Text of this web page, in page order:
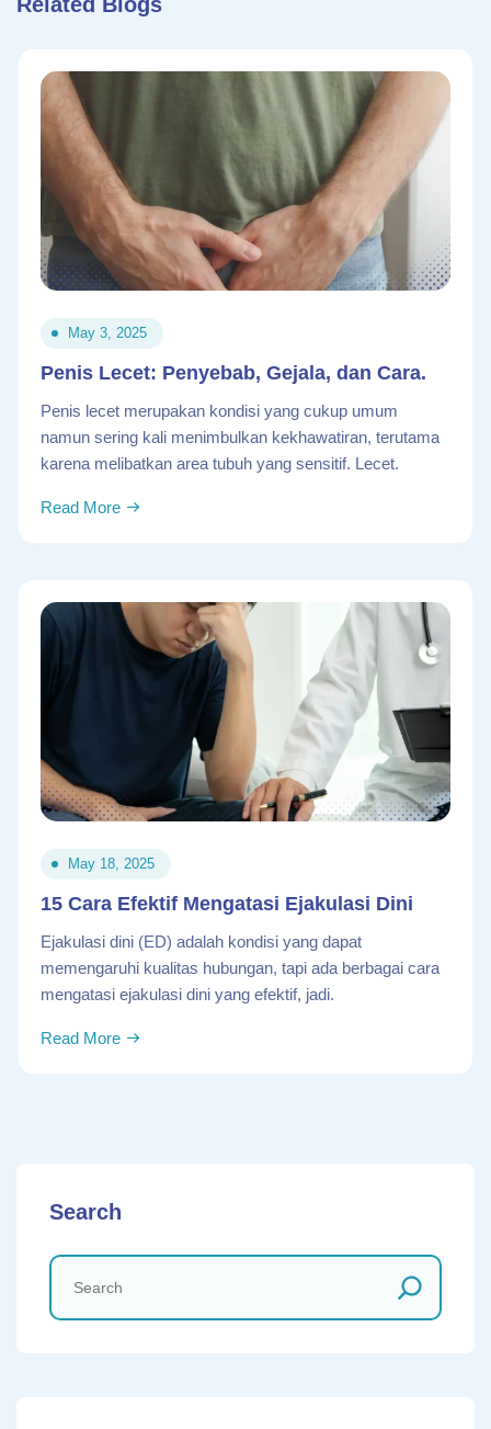
May 3, 2025
Penis Lecet: Penyebab, Gejala, dan Cara.
Penis lecet merupakan kondisi yang cukup umum
namun sering kali menimbulkan kekhawatiran, terutama
karena melibatkan area tubuh yang sensitif. Lecet.
Read More
May 18, 2025
15 Cara Efektif Mengatasi Ejakulasi Dini
Ejakulasi dini (ED) adalah kondisi yang dapat
memengaruhi kualitas hubungan, tapi ada berbagai cara
mengatasi ejakulasi dini yang efektif, jadi.
Read More
Search